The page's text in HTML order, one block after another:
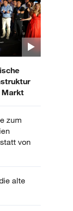
Markt
zum
von
alte